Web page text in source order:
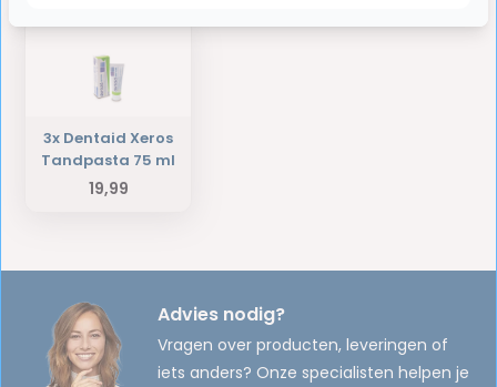
3x Dentaid Xeros
Tandpasta 75 ml
19,99
Advies nodig?
Vragen over producten, leveringen of
iets anders? Onze specialisten helpen je